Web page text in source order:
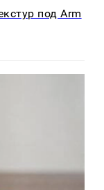
под Arm